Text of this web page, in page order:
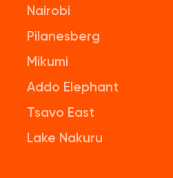
Nairobi
Pilanesberg
Mikumi
Addo Elephant
Tsavo East
Lake Nakuru